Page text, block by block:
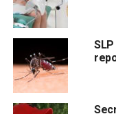
Salud, el IMSS
dependencia tenía
Integral.
Sin embargo, la
Liliana Rangel,
hechos, ya que en